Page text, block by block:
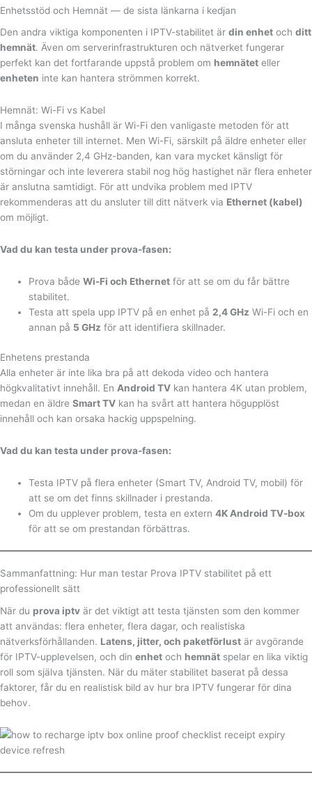
Enhetsstöd och Hemnät — de sista länkarna i kedjan
Den andra viktiga komponenten i IPTV-stabilitet är din enhet och ditt
hemnät. Även om serverinfrastrukturen och nätverket fungerar
perfekt kan det fortfarande uppstå problem om hemnätet eller
enheten inte kan hantera strömmen korrekt.
Hemnät: Wi-Fi vs Kabel
I många svenska hushåll är Wi-Fi den vanligaste metoden för att
ansluta enheter till internet. Men Wi-Fi, särskilt på äldre enheter eller
om du använder 2,4 GHz-banden, kan vara mycket känsligt för
störningar och inte leverera stabil nog hög hastighet när flera enheter
är anslutna samtidigt. För att undvika problem med IPTV
rekommenderas att du ansluter till ditt nätverk via Ethernet (kabel)
om möjligt.
Vad du kan testa under prova-fasen:
Prova bådeWi-Fi och Ethernet för att se om du får bättre
stabilitet.
Testa att spela upp IPTV på en enhet på 2,4 GHz Wi-Fi och en
annan på 5 GHz för att identifiera skillnader.
Enhetens prestanda
Alla enheter är inte lika bra på att dekoda video och hantera
högkvalitativt innehåll. En Android TV kan hantera 4K utan problem,
medan en äldre Smart TV kan ha svårt att hantera högupplöst
innehåll och kan orsaka hackig uppspelning.
Vad du kan testa under prova-fasen:
Testa IPTV på flera enheter (Smart TV, Android TV, mobil) för
att se om det finns skillnader i prestanda.
Om du upplever problem, testa en extern4K Android TV-box
för att se om prestandan förbättras.
Sammanfattning: Hur man testar Prova IPTV stabilitet på ett
professionellt sätt
När du prova iptv är det viktigt att testa tjänsten som den kommer
att användas: flera enheter, flera dagar, och realistiska
nätverksförhållanden. Latens, jitter, och paketförlust är avgörande
för IPTV-upplevelsen, och din enhet och hemnät spelar en lika viktig
roll som själva tjänsten. När du mäter stabilitet baserat på dessa
faktorer, får du en realistisk bild av hur bra IPTV fungerar för dina
behov.